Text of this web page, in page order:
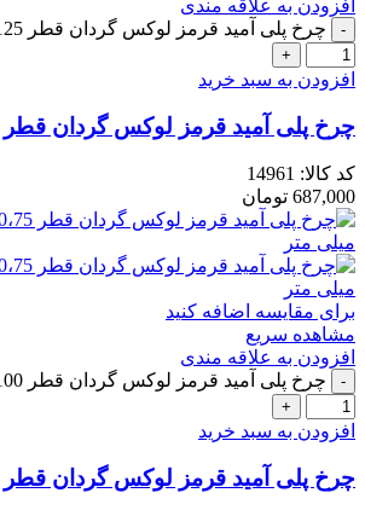
افزودن به علاقه مندی
چرخ پلی آمید قرمز لوکس گردان قطر 125 میلی متر عدد
افزودن به سبد خرید
چرخ پلی آمید قرمز لوکس گردان قطر 125 میلی متر
کد کالا: 14961
687,000 تومان
برای مقایسه اضافه کنید
مشاهده سریع
افزودن به علاقه مندی
چرخ پلی آمید قرمز لوکس گردان قطر 100 میلی متر عدد
افزودن به سبد خرید
چرخ پلی آمید قرمز لوکس گردان قطر 100 میلی متر